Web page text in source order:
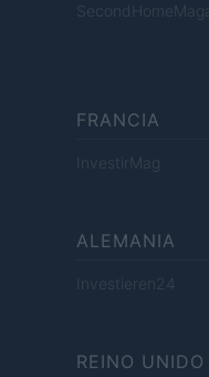
FRANCIA
InvestirMag
ALEMANIA
Investieren24
REINO UNIDO